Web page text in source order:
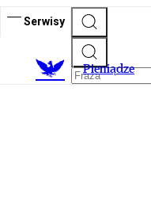
Serwisy
Pieniądze